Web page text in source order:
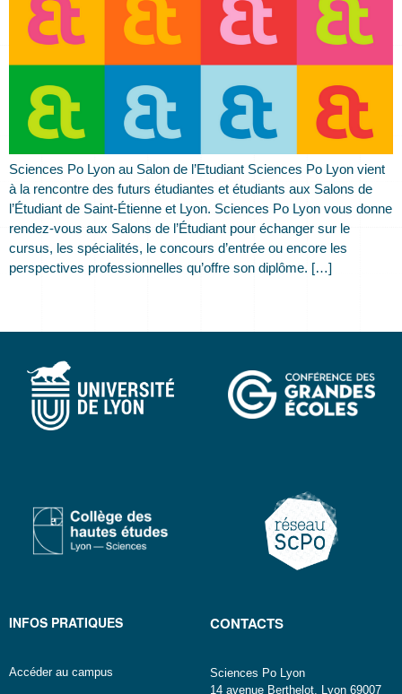
Sciences Po Lyon au Salon de l’Etudiant Sciences Po Lyon vient
à la rencontre des futurs étudiantes et étudiants aux Salons de
l’Étudiant de Saint-Étienne et Lyon. Sciences Po Lyon vous donne
rendez-vous aux Salons de l’Étudiant pour échanger sur le
cursus, les spécialités, le concours d’entrée ou encore les
perspectives professionnelles qu’offre son diplôme. […]
INFOS PRATIQUES
Accéder au campus
CONTACTS
Sciences Po Lyon
14 avenue Berthelot, Lyon 69007